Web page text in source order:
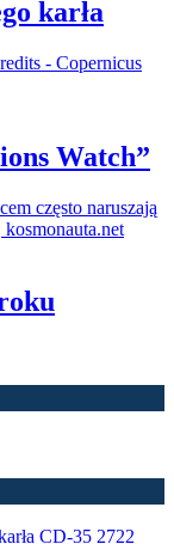
karła
Watch”